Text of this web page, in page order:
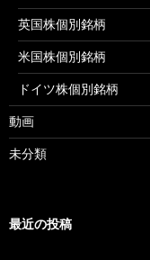
英国株個別銘柄
米国株個別銘柄
ドイツ株個別銘柄
動画
未分類
最近の投稿